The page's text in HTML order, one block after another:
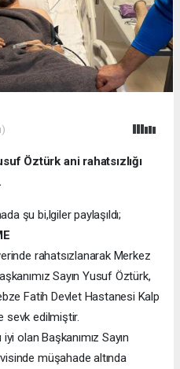
Öztürk ani rahatsızlığı
şu bi,lgiler paylaşıldı;
rahatsızlanarak Merkez
Sayın Yusuf Öztürk,
Fatih Devlet Hastanesi Kalp
sevk edilmiştir.
olan Başkanımız Sayın
müşahade altında